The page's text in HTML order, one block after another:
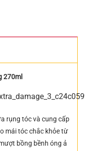
270ml
rụng tóc và cung cấp
mái tóc chắc khỏe từ
bồng bềnh óng ả